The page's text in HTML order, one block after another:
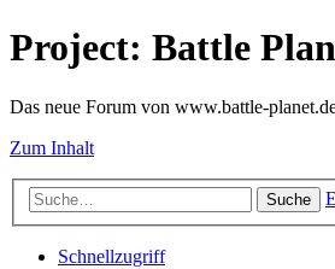
Project: Battle
Das neue Forum von www.battle-
Zum Inhalt
Suche
Schnellzugriff